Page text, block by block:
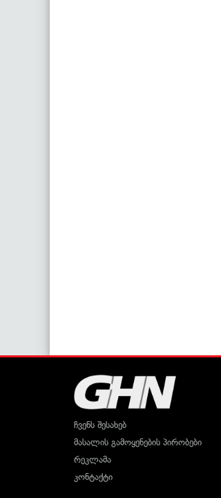
ჩვენს შესახებ
მასალის გამოყენების პირობები
რეკლამა
კონტაქტი